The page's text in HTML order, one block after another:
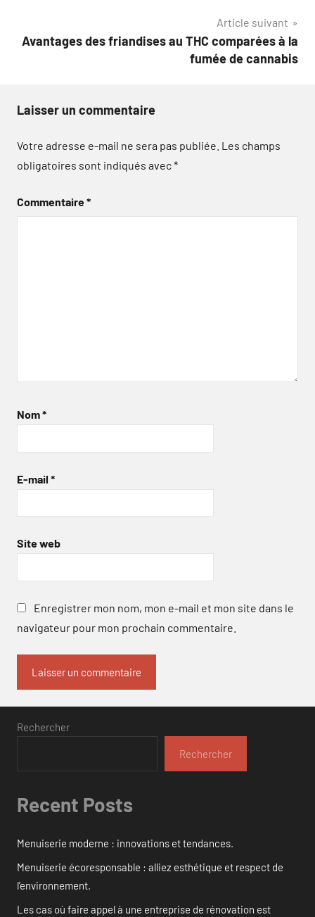
Article suivant
Avantages des friandises au THC comparées à la
fumée de cannabis
Laisser un commentaire
Votre adresse e-mail ne sera pas publiée. Les champs
obligatoires sont indiqués avec*
Commentaire*
Nom*
E-mail *
Site web
Enregistrer mon nom, mon e-mail et mon site dans le
navigateur pour mon prochain commentaire.
Rechercher
Rechercher
Recent Posts
Menuiserie moderne : innovations et tendances.
Menuiserie écoresponsable : alliez esthétique et respect de
l’environnement.
Les cas où faire appel à une entreprise de rénovation est